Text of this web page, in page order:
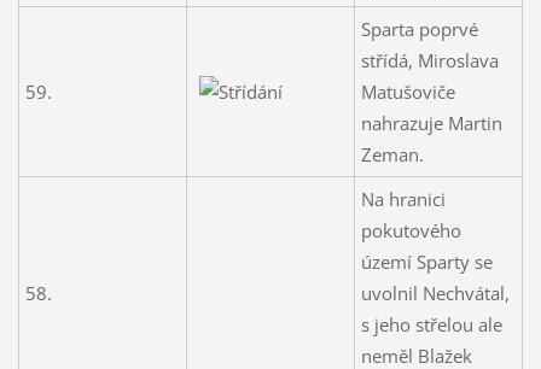
59.
Sparta poprvé
střídá, Miroslava
Matušoviče
nahrazuje Martin
Zeman.
58.
Na hranici
pokutového
území Sparty se
uvolnil Nechvátal,
s jeho střelou ale
neměl Blažek